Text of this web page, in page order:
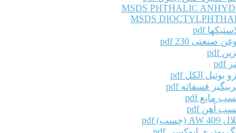
MSDS PHTHALIC
MSDS